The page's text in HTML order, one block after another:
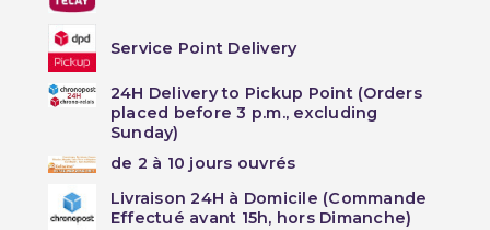
Service Point Delivery
24H Delivery to Pickup Point (Orders
placed before 3 p.m., excluding
Sunday)
de 2 à 10 jours ouvrés
Livraison 24H à Domicile (Commande
Effectué avant 15h, hors Dimanche)